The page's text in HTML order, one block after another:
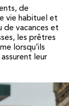
de
vie habituel et
de vacances et
les prêtres
lorsqu’ils
leur